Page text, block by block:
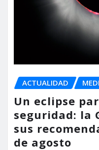
ACTUALIDAD
Un eclipse
seguridad: la
sus
de agosto